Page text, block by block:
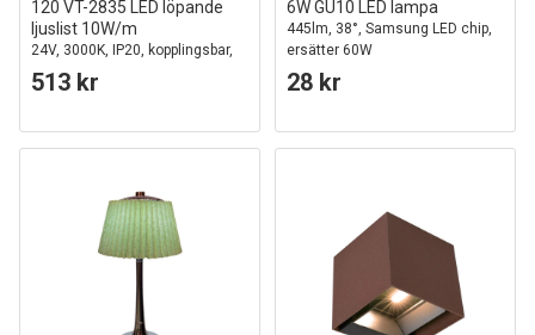
120 VT-2835 LED löpande
ljuslist 10W/m
24V, 3000K, IP20, kopplingsbar,
10 m/rulle, pris per meter
513 kr
6W GU10 LED lampa
445lm, 38°, Samsung LED chip,
ersätter 60W
28 kr